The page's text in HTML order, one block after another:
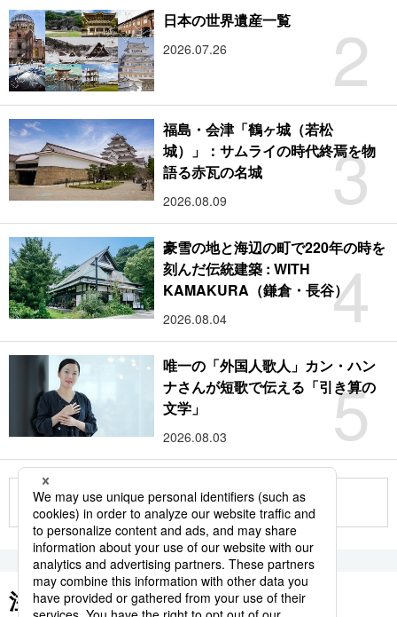
2
日本の世界遺産一覧
2026.07.26
3
福島・会津「鶴ヶ城（若松
城）」：サムライの時代終焉を物
語る赤瓦の名城
2026.08.09
4
豪雪の地と海辺の町で220年の時を
刻んだ伝統建築 : WITH
KAMAKURA（鎌倉・長谷）
2026.08.04
5
唯一の「外国人歌人」カン・ハン
ナさんが短歌で伝える「引き算の
文学」
2026.08.03
もっと見る
注目のキーワード